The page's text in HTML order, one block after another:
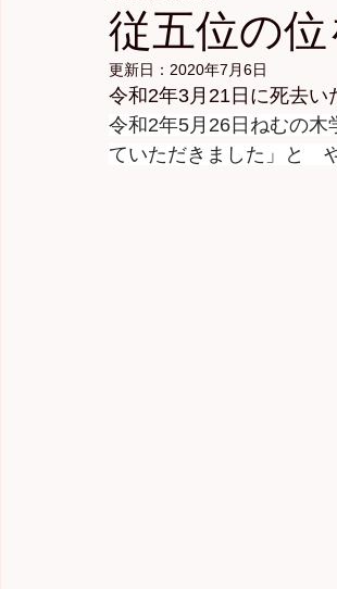
従五位の
更新日： 2020年7月6日
令和2年3月21日に死去い
令和2年5月26日ねむの木
ていただきました」と　